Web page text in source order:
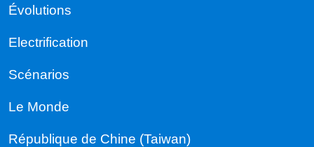
Évolutions
Electrification
Scénarios
Le Monde
République de Chine (Taiwan)